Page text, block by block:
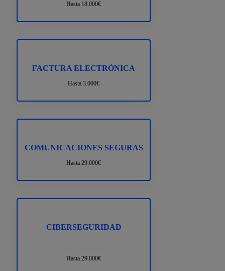
Hasta 18.000€
FACTURA ELECTRÓNICA
Hasta 3.000€
COMUNICACIONES SEGURAS
Hasta 29.000€
CIBERSEGURIDAD
Hasta 29.000€